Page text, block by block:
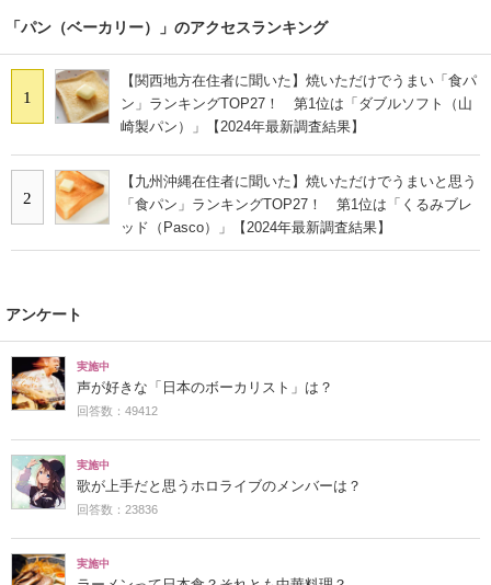
「パン（ベーカリー）」のアクセスランキング
1
【関西地方在住者に聞いた】焼いただけでうまい「食パ
ン」ランキングTOP27！ 第1位は「ダブルソフト（山
崎製パン）」【2024年最新調査結果】
2
【九州沖縄在住者に聞いた】焼いただけでうまいと思う
「食パン」ランキングTOP27！ 第1位は「くるみブレ
ッド（Pasco）」【2024年最新調査結果】
アンケート
実施中
声が好きな「日本のボーカリスト」は？
回答数：49412
実施中
歌が上手だと思うホロライブのメンバーは？
回答数：23836
実施中